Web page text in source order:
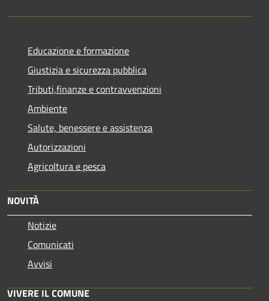
Educazione e formazione
Giustizia e sicurezza pubblica
Tributi,finanze e contravvenzioni
Ambiente
Salute, benessere e assistenza
Autorizzazioni
Agricoltura e pesca
NOVITÀ
Notizie
Comunicati
Avvisi
VIVERE IL COMUNE